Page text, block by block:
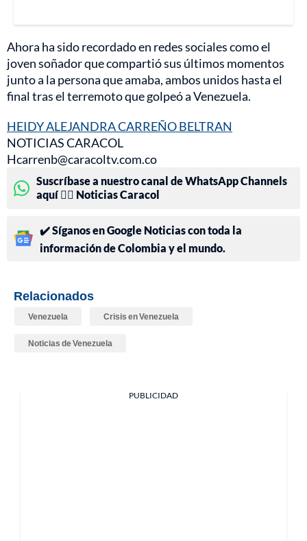
Ahora ha sido recordado en redes sociales como el
joven soñador que compartió sus últimos momentos
junto a la persona que amaba, ambos unidos hasta el
final tras el terremoto que golpeó a Venezuela.
HEIDY ALEJANDRA CARREÑO BELTRAN
NOTICIAS CARACOL
Hcarrenb@caracoltv.com.co
Suscríbase a nuestro canal de WhatsApp Channels
aquí 👉🏻 Noticias Caracol
✔️ Síganos en Google Noticias con toda la
información de Colombia y el mundo.
Relacionados
Venezuela Crisis en Venezuela
Noticias de Venezuela
PUBLICIDAD